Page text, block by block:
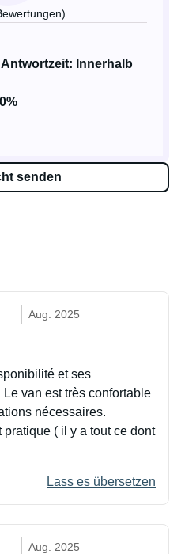
Innerhalb
senden
Aug. 2025
et ses
van est très confortable
nécessaires.
( il y a tout ce dont
Lass es übersetzen
Aug. 2025